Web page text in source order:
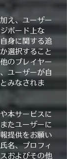
え、ユーザー
ボード上な
身に関する追
選択すること
のプレイヤー
ユーザーが自
みなされま
本サービスに
たユーザーに
提供をお願い
名、プロフィ
およびその他